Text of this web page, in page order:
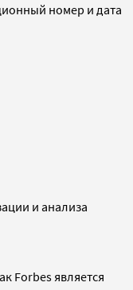
номер и дата
и анализа
Forbes является